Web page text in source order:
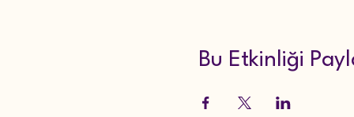
Bu Etkinliği